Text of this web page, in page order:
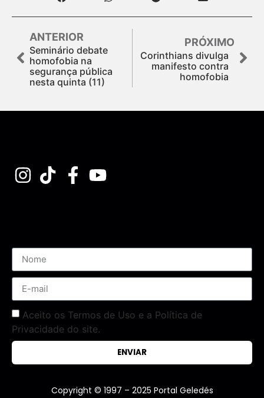
ANTERIOR
Seminário debate
homofobia na
segurança pública
nesta quinta (11)
PRÓXIMO
Corinthians divulga
manifesto contra
homofobia
Aceito os Termos de Uso e a Política de
Privacidade do site.
ENVIAR
Copyright © 1997 – 2025 Portal Geledés